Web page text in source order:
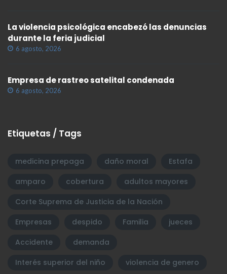
La violencia psicológica encabezó las denuncias
durante la feria judicial
6 agosto, 2026
Empresa de rastreo satelital condenada
6 agosto, 2026
Etiquetas / Tags
medicina prepaga daño moral
Estafa
amparo
cobertura
adultos mayores
Corte Suprema de Justicia de la Nación
Empresas
despido Familia
jueces
Accidente
demanda
Interés superior del niño
violencia de genero